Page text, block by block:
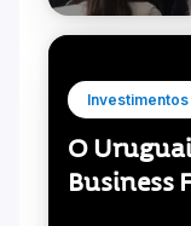
Investimentos
O
Business